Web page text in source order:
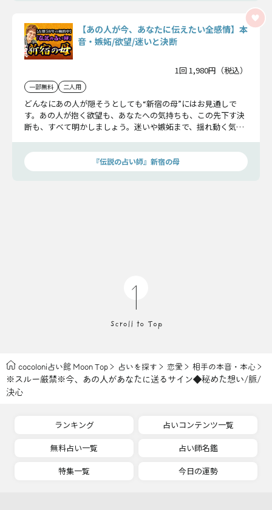
【あの人が今、あなたに伝えたい全感情】本
音・嫉妬/欲望/迷いと決断
1回 1,980円（税込）
一部無料 二人用
どんなにあの人が隠そうとしても“新宿の母”にはお見通しで
す。あの人が抱く欲望も、あなたへの気持ちも、この先下す決
断も、すべて明かしましょう。迷いや嫉妬まで、揺れ動く気持
『伝説の占い師』新宿の母
cocoloni占い館 Moon Top 占いを探す 恋愛 相手の本音・本心
※スルー厳禁※今、あの人があなたに送るサイン◆秘めた想い/脈/
決心
ランキング
占いコンテンツ一覧
無料占い一覧
占い師名鑑
特集一覧
今日の運勢